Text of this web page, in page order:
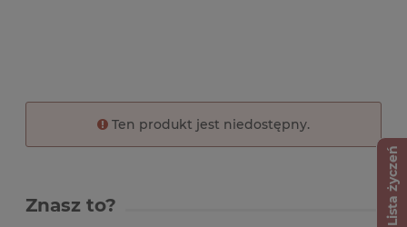
Ten produkt jest niedostępny.
Znasz to? Lista życzeń